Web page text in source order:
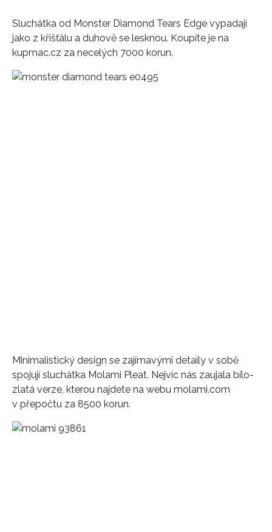
Sluchátka od Monster Diamond Tears Edge vypadají
jako z křišťálu a duhově se lesknou. Koupíte je na
kupmac.cz za necelých 7000 korun.
Minimalistický design se zajímavými detaily v sobě
spojují sluchátka Molami Pleat. Nejvíc nás zaujala bílo-
zlatá verze, kterou najdete na webu molami.com
v přepočtu za 8500 korun.